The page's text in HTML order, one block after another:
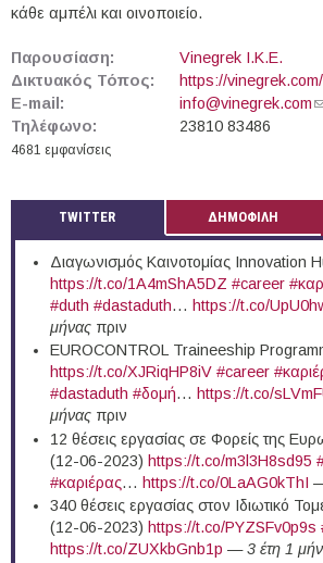
κάθε αμπέλι και οινοποιείο.
Παρουσίαση:
Vinegrek I.Κ.Ε.
Δικτυακός Τόπος:
https://vinegrek.com/
E-mail:
info@vinegrek.com
Τηλέφωνο:
23810 83486
4681 εμφανίσεις
TWITTER ΔΗΜΟΦΙΛΗ
Διαγωνισμός Καινοτομίας Innovation
https://t.co/1A4mShA5DZ #career
#duth #dastaduth… https://t.co/
μήναςπριν
EUROCONTROL Traineeship
https://t.co/XJRiqHP8iV #career
#dastaduth #δομή… https://t.co/
μήναςπριν
12 θέσεις εργασίας σε Φορείς της
(12-06-2023) https://t.co/m3l3H8sd95
#καριέρας… https://t.co/0LaAG0kThI
340 θέσεις εργασίας στον Ιδιωτικό
(12-06-2023) https://t.co/PYZSFv0p9s
https://t.co/ZUXkbGnb1p —3 έτη 1